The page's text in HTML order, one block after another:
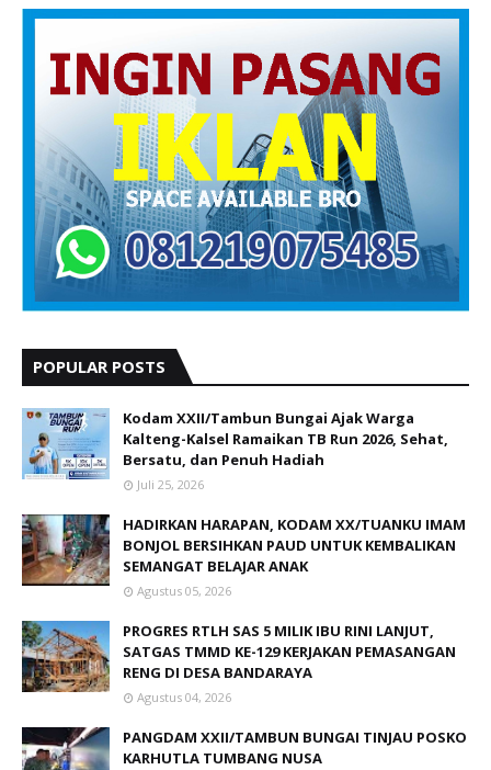
POPULAR POSTS
Kodam XXII/Tambun Bungai Ajak Warga
Kalteng-Kalsel Ramaikan TB Run 2026, Sehat,
Bersatu, dan Penuh Hadiah
Juli 25, 2026
HADIRKAN HARAPAN, KODAM XX/TUANKU IMAM
BONJOL BERSIHKAN PAUD UNTUK KEMBALIKAN
SEMANGAT BELAJAR ANAK
Agustus 05, 2026
PROGRES RTLH SAS 5 MILIK IBU RINI LANJUT,
SATGAS TMMD KE-129 KERJAKAN PEMASANGAN
RENG DI DESA BANDARAYA
Agustus 04, 2026
PANGDAM XXII/TAMBUN BUNGAI TINJAU POSKO
KARHUTLA TUMBANG NUSA